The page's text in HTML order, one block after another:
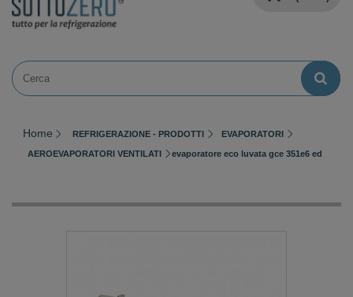
Home REFRIGERAZIONE - PRODOTTI EVAPORATORI
AEROEVAPORATORI VENTILATI evaporatore eco luvata gce 351e6 ed